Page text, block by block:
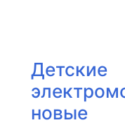
Детские
новые